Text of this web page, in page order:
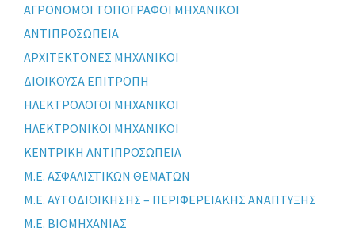
ΑΓΡΟΝΟΜΟΙ ΤΟΠΟΓΡΑΦΟΙ ΜΗΧΑΝΙΚΟΙ
ΑΝΤΙΠΡΟΣΩΠΕΙΑ
ΑΡΧΙΤΕΚΤΟΝΕΣ ΜΗΧΑΝΙΚΟΙ
ΔΙΟΙΚΟΥΣΑ ΕΠΙΤΡΟΠΗ
ΗΛΕΚΤΡΟΛΟΓΟΙ ΜΗΧΑΝΙΚΟΙ
ΗΛΕΚΤΡΟΝΙΚΟΙ ΜΗΧΑΝΙΚΟΙ
ΚΕΝΤΡΙΚΗ ΑΝΤΙΠΡΟΣΩΠΕΙΑ
Μ.Ε. ΑΣΦΑΛΙΣΤΙΚΩΝ ΘΕΜΑΤΩΝ
Μ.Ε. ΑΥΤΟΔΙΟΙΚΗΣΗΣ – ΠΕΡΙΦΕΡΕΙΑΚΗΣ ΑΝΑΠΤΥΞΗΣ
Μ.Ε. ΒΙΟΜΗΧΑΝΙΑΣ